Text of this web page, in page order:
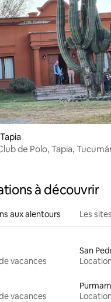
de Polo, Tapia,
à découvrir
aux alentours Les
vacances
San
vacances